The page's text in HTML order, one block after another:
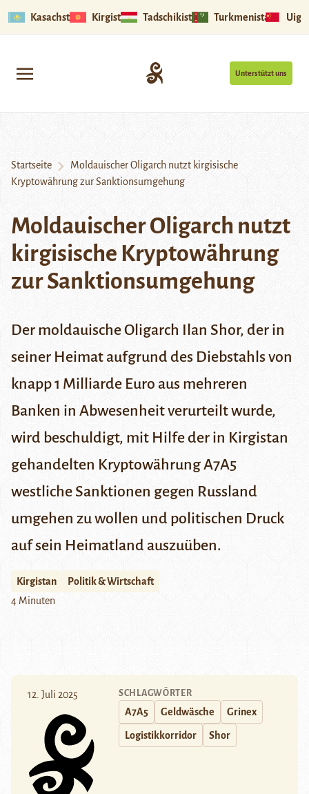
Kasachstan Kirgistan Tadschikistan Turkmenistan
Unterstützt uns
Startseite
Moldauischer Oligarch nutzt kirgisische
Kryptowährung zur Sanktionsumgehung
Moldauischer Oligarch nutzt
kirgisische Kryptowährung
zur Sanktionsumgehung
Der moldauische Oligarch Ilan Shor, der in
seiner Heimat aufgrund des Diebstahls von
knapp 1 Milliarde Euro aus mehreren
Banken in Abwesenheit verurteilt wurde,
wird beschuldigt, mit Hilfe der in Kirgistan
gehandelten Kryptowährung A7A5
westliche Sanktionen gegen Russland
umgehen zu wollen und politischen Druck
auf sein Heimatland auszuüben.
Kirgistan
Politik & Wirtschaft
4 Minuten
12. Juli 2025 SCHLAGWÖRTER
A7A5 Geldwäsche Grinex
Logistikkorridor Shor